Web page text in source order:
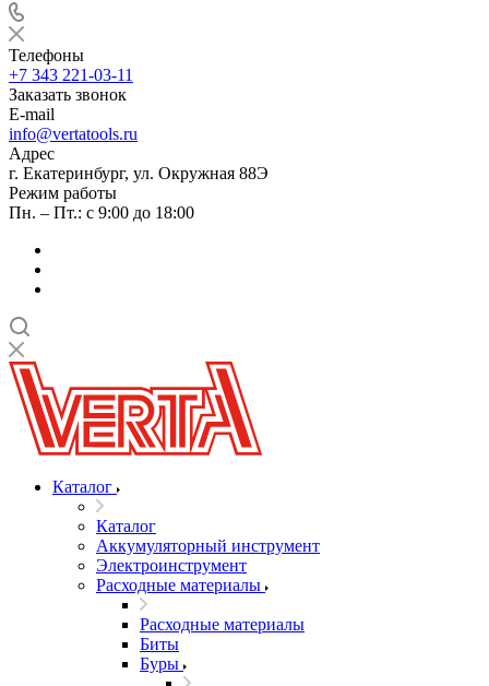
Телефоны
+7 343 221-03-11
Заказать звонок
E-mail
info@vertatools.ru
Адрес
г. Екатеринбург, ул. Окружная 88Э
Режим работы
Пн. – Пт.: с 9:00 до 18:00
Каталог
Каталог
Аккумуляторный инструмент
Электроинструмент
Расходные материалы
Расходные материалы
Биты
Буры